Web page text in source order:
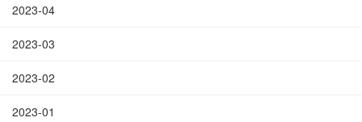
2023-04
2023-03
2023-02
2023-01